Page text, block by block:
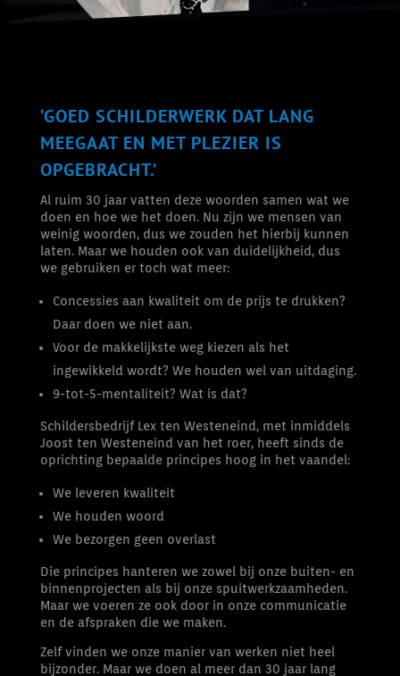
‘GOED SCHILDERWERK DAT LANG
MEEGAAT EN MET PLEZIER IS
OPGEBRACHT.’
Al ruim 30 jaar vatten deze woorden samen wat we
doen en hoe we het doen. Nu zijn we mensen van
weinig woorden, dus we zouden het hierbij kunnen
laten. Maar we houden ook van duidelijkheid, dus
we gebruiken er toch wat meer:
Concessies aan kwaliteit om de prijs te drukken?
Daar doen we niet aan.
Voor de makkelijkste weg kiezen als het
ingewikkeld wordt? We houden wel van uitdaging.
9-tot-5-mentaliteit? Wat is dat?
Schildersbedrijf Lex ten Westeneind, met inmiddels
Joost ten Westeneind van het roer, heeft sinds de
oprichting bepaalde principes hoog in het vaandel:
We leveren kwaliteit
We houden woord
We bezorgen geen overlast
Die principes hanteren we zowel bij onze buiten- en
binnenprojecten als bij onze spuitwerkzaamheden.
Maar we voeren ze ook door in onze communicatie
en de afspraken die we maken.
Zelf vinden we onze manier van werken niet heel
bijzonder. Maar we doen al meer dan 30 jaar lang